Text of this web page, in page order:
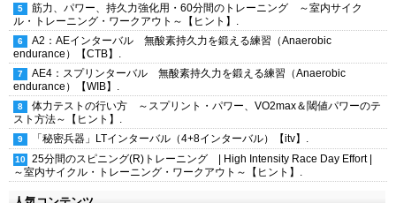
筋力、パワー、持久力強化用・60分間のトレーニング ～室内サイク
ル・トレーニング・ワークアウト～【ヒント】.
A2：AEインターバル 無酸素持久力を鍛える練習（Anaerobic
endurance）【CTB】.
AE4：スプリンターバル 無酸素持久力を鍛える練習（Anaerobic
endurance）【WIB】.
体力テストの行い方 ～スプリント・パワー、VO2max＆閾値パワーのテ
スト方法～【ヒント】.
「秘密兵器」LTインターバル（4+8インターバル）【itv】.
25分間のスピニング(R)トレーニング | High Intensity Race Day Effort |
～室内サイクル・トレーニング・ワークアウト～【ヒント】.